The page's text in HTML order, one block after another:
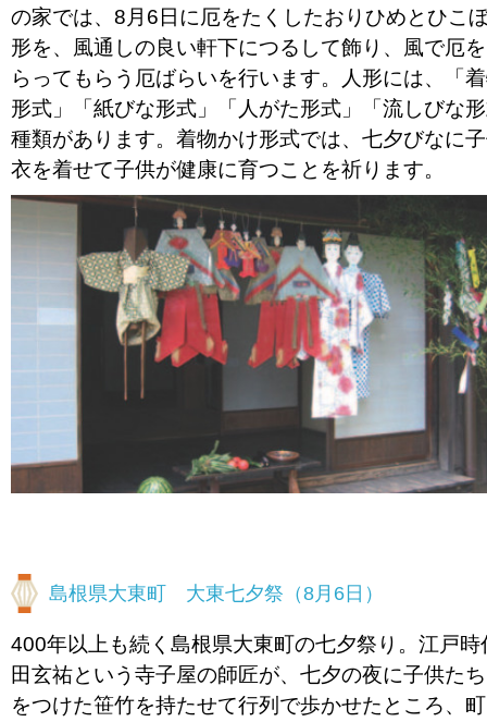
の家では、8月6日に厄をたくしたおりひめとひこ
形を、風通しの良い軒下につるして飾り、風で厄
らってもらう厄ばらいを行います。人形には、「
形式」「紙びな形式」「人がた形式」「流しびな
種類があります。着物かけ形式では、七夕びなに
衣を着せて子供が健康に育つことを祈ります。
島根県大東町 大東七夕祭（8月6日）
400年以上も続く島根県大東町の七夕祭り。江戸時
田玄祐という寺子屋の師匠が、七夕の夜に子供た
をつけた笹竹を持たせて行列で歩かせたところ、